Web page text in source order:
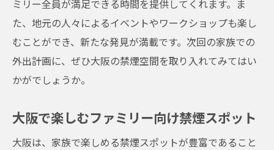
ミリー全員が満足できる時間を提供してくれます。ま
た、地元の人々によるイベントやワークショップも楽し
むことができ、新たな発見が満載です。次回の家族での
外出計画に、ぜひ大阪の禁煙空間を取り入れてみてはい
かがでしょうか。
大阪で楽しむファミリー向け禁煙スポット
大阪は、家族で楽しめる禁煙スポットが豊富であること